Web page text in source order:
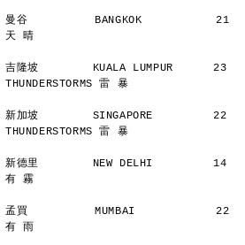
曼谷          BANGKOK
天 晴
吉隆坡        KUALA LUMPUR
THUNDERSTORMS 雷 暴
新加坡        SINGAPORE         22
THUNDERSTORMS 雷 暴
新德里        NEW DELHI         14
有 霧
孟買          MUMBAI            22
有 雨